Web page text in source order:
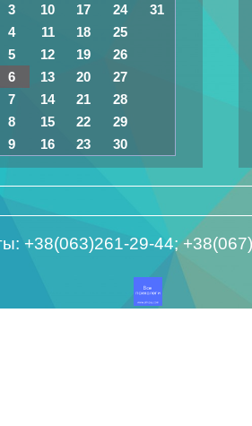
3 10 17 24 31
4 11 18 25
5 12 19 26
6 13 20 27
7 14 21 28
8 15 22 29
9 16 23 30
+38(063)261-29-44;